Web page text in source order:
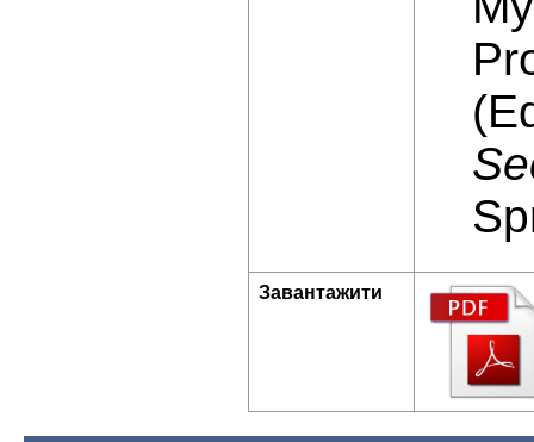
Завантажити